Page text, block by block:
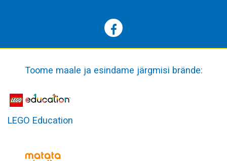
b
Toome maale ja esindame järgmisi brände:
LEGO Education